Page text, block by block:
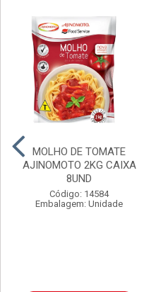
MOLHO DE TOMATE
AJINOMOTO 2KG CAIXA
8UND
Código: 14584
Embalagem: Unidade